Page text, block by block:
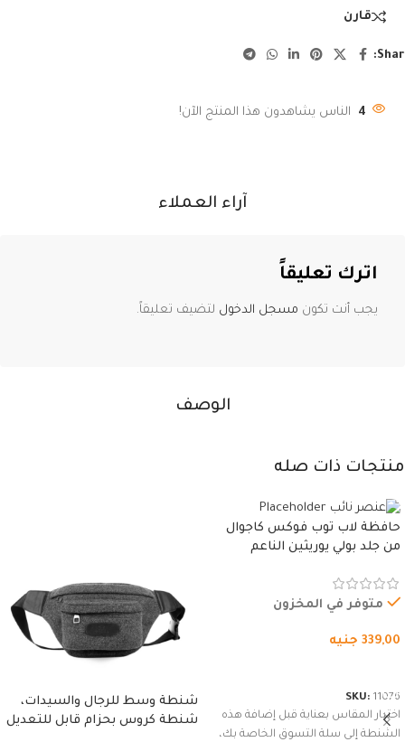
قارن
4 الناس يشاهدون هذا المنتج الآن!
الوصف
آراء العملاء
اترك تعليقاً
يجب أنت تكون مسجل الدخول لتضيف تعليقاً.
منتجات ذات صله
حافظة لاب توب فوكس كاجوال
من جلد بولي يوريثين الناعم
وسوستة.
متوفر في المخزون
339,00 جنيه
SKU: 11076
اختيار المقاس بعناية قبل إضافة هذه
الشنطة إلى سلة التسوق الخاصة بك،
شنطة وسط للرجال والسيدات،
شنطة كروس بحزام قابل للتعديل